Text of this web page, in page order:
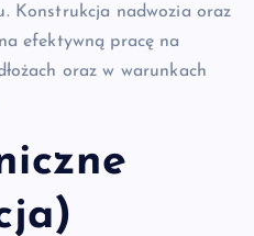
Konstrukcja nadwozia oraz
efektywną pracę na
oraz w warunkach